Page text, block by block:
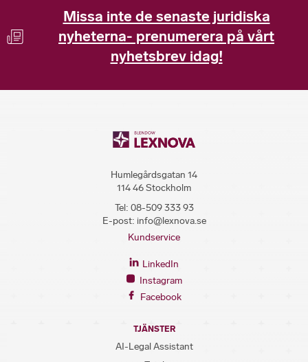
Missa inte de senaste juridiska
nyheterna- prenumerera på vårt
nyhetsbrev idag!
Humlegårdsgatan 14
114 46 Stockholm
Tel: 08-509 333 93
E-post: info@lexnova.se
Kundservice
LinkedIn
Instagram
Facebook
TJÄNSTER
AI-Legal Assistant